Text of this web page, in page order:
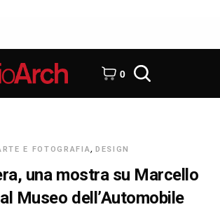
0
E FOTOGRAFIA, DESIGN
una mostra su Marcello
Museo dell’Automobile